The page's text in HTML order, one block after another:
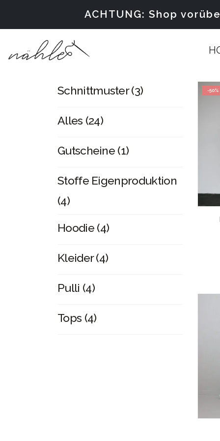
ACHTUNG: Shop
-50%
Schnittmuster 33
Alles 2424
Gutscheine 11
Stoffe Eigenproduktion
44
Hoodie 44
Kleider 44
Pulli 44
Tops 44